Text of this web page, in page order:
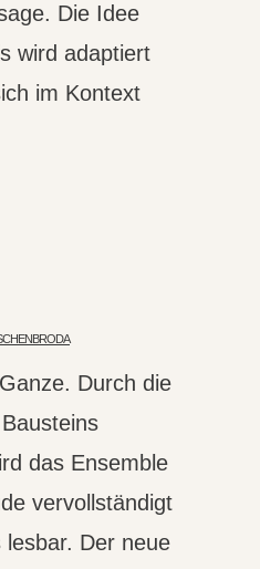
Die Idee
wird adaptiert
im Kontext
Durch die
das Ensemble
vervollständigt
Der neue